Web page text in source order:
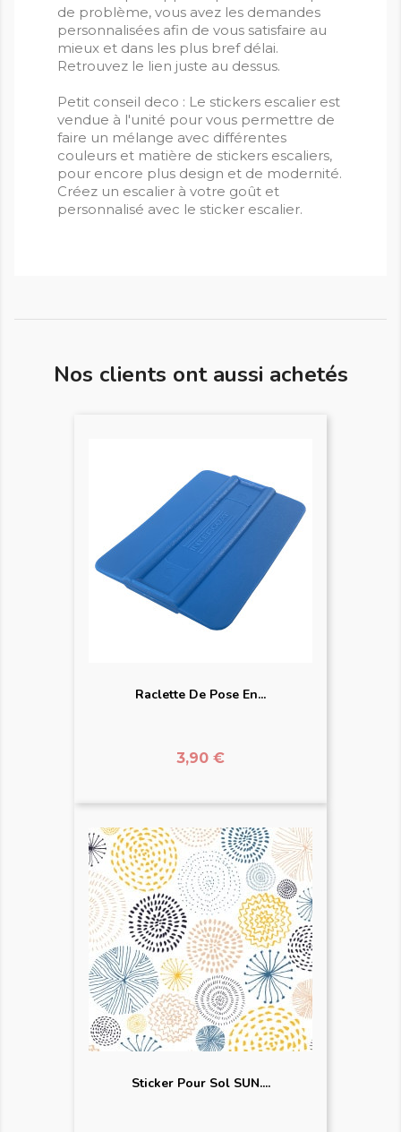
de problème, vous avez les demandes
personnalisées afin de vous satisfaire au
mieux et dans les plus bref délai.
Retrouvez le lien juste au dessus.
Petit conseil deco : Le stickers escalier est
vendue à l'unité pour vous permettre de
faire un mélange avec différentes
couleurs et matière de stickers escaliers,
pour encore plus design et de modernité.
Créez un escalier à votre goût et
personnalisé avec le sticker escalier.
Nos clients ont aussi achetés
Raclette De Pose En...
Prix
3,90 €
Sticker Pour Sol SUN....